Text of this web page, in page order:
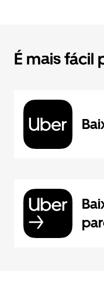
É mais fácil